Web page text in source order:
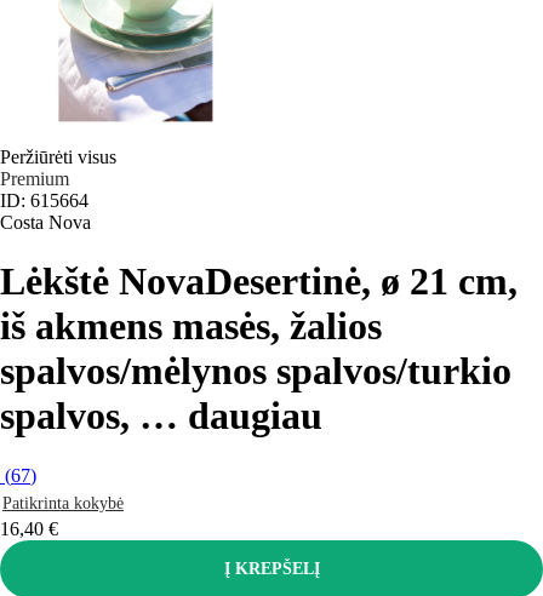
Peržiūrėti visus
Premium
ID: 615664
Costa Nova
Lėkštė NovaDesertinė, ø 21 cm,
iš akmens masės, žalios
spalvos/mėlynos spalvos/turkio
spalvos, … daugiau
(67)
Patikrinta kokybė
16,40 €
Į KREPŠELĮ